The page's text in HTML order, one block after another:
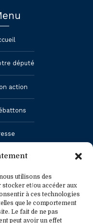
utilisons des
et/ou accéder aux
à ces technologies
que le comportement
Le fait de ne pas
peut avoir un effet
député
action
presse